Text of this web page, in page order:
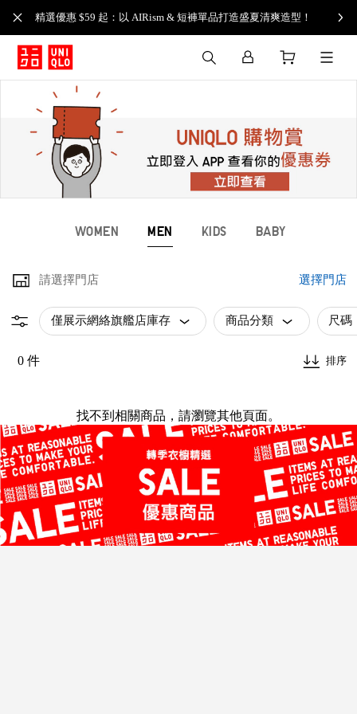
精選優惠 $59 起：以 AIRism & 短褲單品打造盛夏清爽造型！
WOMEN MEN KIDS BABY
請選擇門店 選擇門店
僅展示網絡旗艦店庫存 商品分類 尺碼
0 件 排序
找不到相關商品，請瀏覽其他頁面。